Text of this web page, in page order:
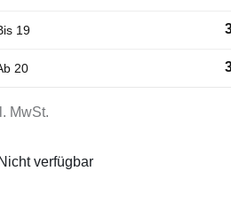
19
20
MwSt.
Nicht verfügbar